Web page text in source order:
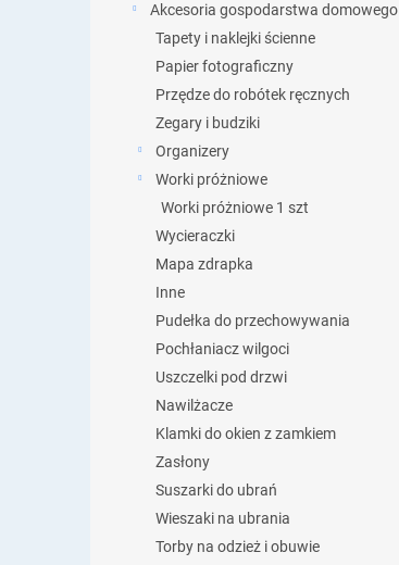
Akcesoria gospodarstwa domowego
Tapety i naklejki ścienne
Papier fotograficzny
Przędze do robótek ręcznych
Zegary i budziki
Organizery
Worki próżniowe
Worki próżniowe 1 szt
Wycieraczki
Mapa zdrapka
Inne
Pudełka do przechowywania
Pochłaniacz wilgoci
Uszczelki pod drzwi
Nawilżacze
Klamki do okien z zamkiem
Zasłony
Suszarki do ubrań
Wieszaki na ubrania
Torby na odzież i obuwie